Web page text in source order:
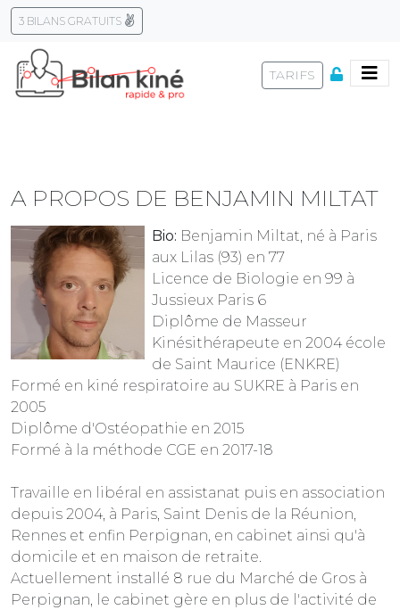
3 BILANS GRATUITS
content
TARIFS
A PROPOS DE BENJAMIN MILTAT
Bio: Benjamin Miltat, né à Paris
aux Lilas (93) en 77
Licence de Biologie en 99 à
Jussieux Paris 6
Diplôme de Masseur
Kinésithérapeute en 2004 école
de Saint Maurice (ENKRE)
Formé en kiné respiratoire au SUKRE à Paris en
2005
Diplôme d'Ostéopathie en 2015
Formé à la méthode CGE en 2017-18
Travaille en libéral en assistanat puis en association
depuis 2004, à Paris, Saint Denis de la Réunion,
Rennes et enfin Perpignan, en cabinet ainsi qu'à
domicile et en maison de retraite.
Actuellement installé 8 rue du Marché de Gros à
Perpignan, le cabinet gère en plus de l'activité de